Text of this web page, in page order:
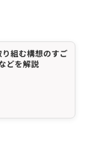
組む構想のすご
どを解説